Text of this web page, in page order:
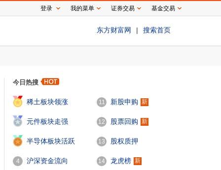
东方财富网 | 搜索首页
今日热搜
稀土板块领涨
2
元件板块走强
3
半导体板块活跃
4 沪深资金流向
11 新股申购 新
12 股票回购 新
13 股权质押
14 龙虎榜 新
登录 我的菜单 证券交易 基金交易